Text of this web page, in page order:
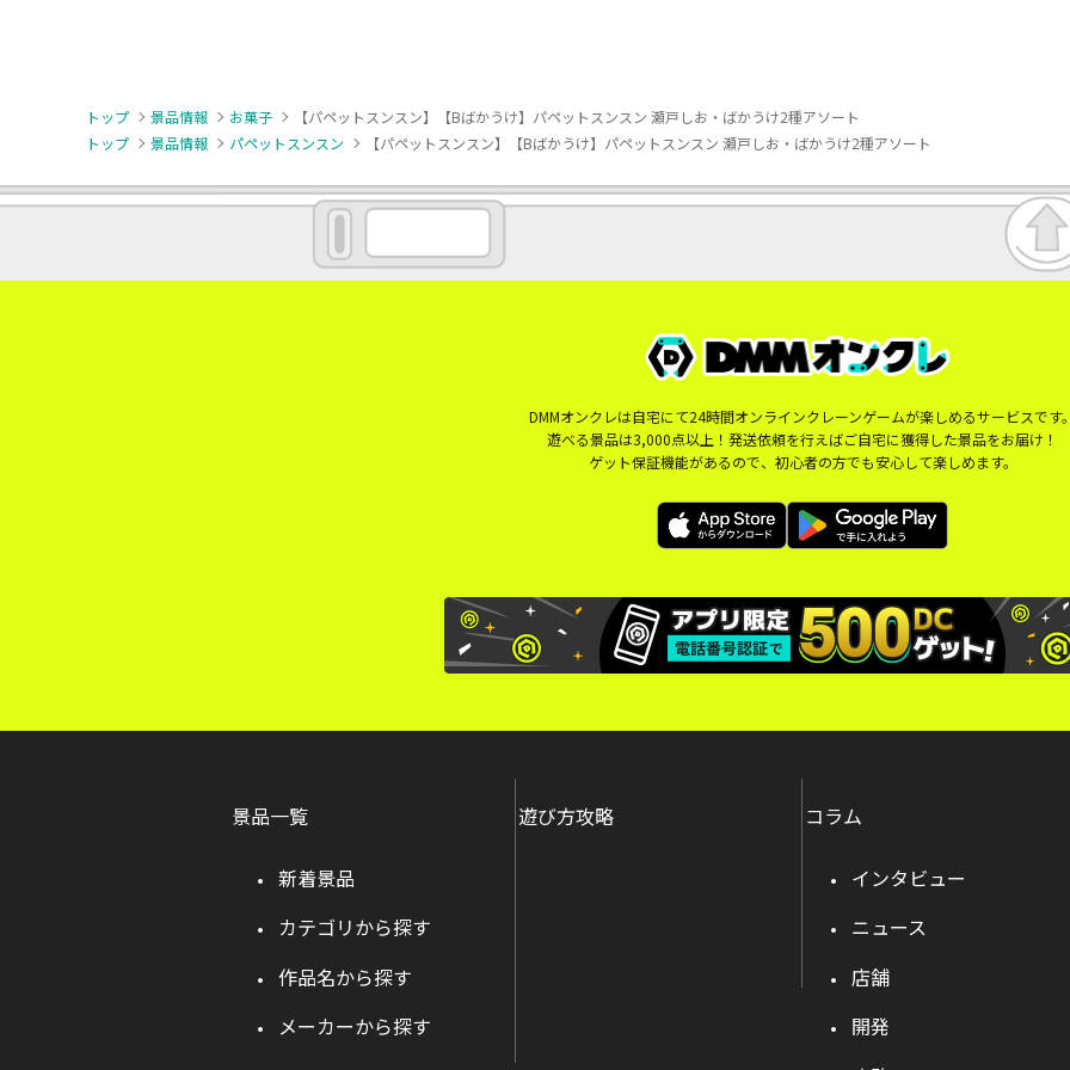
トップ 景品情報 お菓子
【パペットスンスン】【Bばかうけ】パペットスンスン 瀬戸しお・ばかうけ2種アソート
トップ
景品情報 パペットスンスン 【パペットスンスン】【Bばかうけ】パペットスンスン 瀬戸しお・ばかうけ2種アソート
DMMオンクレは自宅にて24時間オンラインクレーンゲームが楽しめるサービスです
遊べる景品は3,000点以上！発送依頼を行えばご自宅に獲得した景品をお届け！
ゲット保証機能があるので、初心者の方でも安心して楽しめます。
景品一覧
新着景品
カテゴリから探す
作品名から探す
メーカーから探す
遊び方攻略 コラム
インタビュー
ニュース
店舗
開発